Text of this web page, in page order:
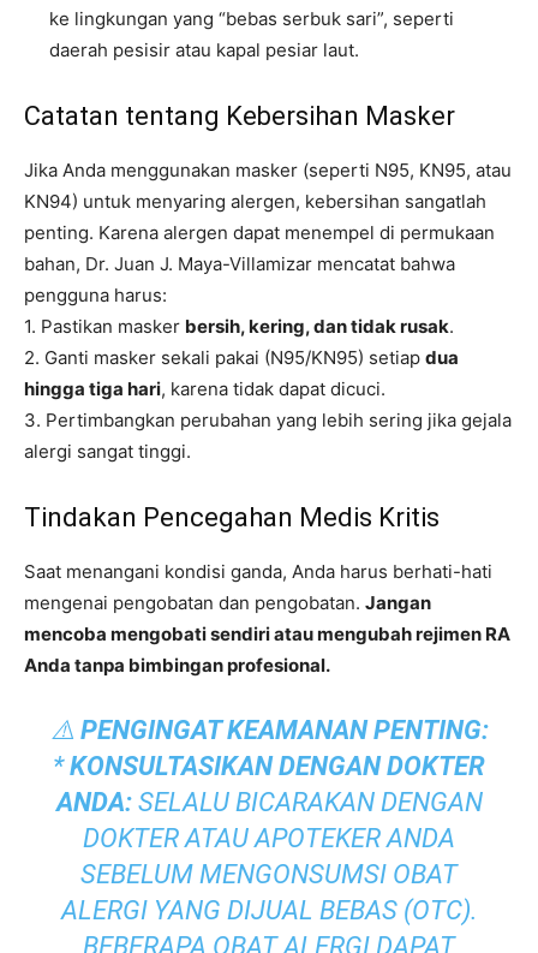
ke lingkungan yang “bebas serbuk sari”, seperti
daerah pesisir atau kapal pesiar laut.
Catatan tentang Kebersihan Masker
Jika Anda menggunakan masker (seperti N95, KN95, atau
KN94) untuk menyaring alergen, kebersihan sangatlah
penting. Karena alergen dapat menempel di permukaan
bahan, Dr. Juan J. Maya-Villamizar mencatat bahwa
pengguna harus:
1. Pastikan masker bersih, kering, dan tidak rusak.
2. Ganti masker sekali pakai (N95/KN95) setiap dua
hingga tiga hari, karena tidak dapat dicuci.
3. Pertimbangkan perubahan yang lebih sering jika gejala
alergi sangat tinggi.
Tindakan Pencegahan Medis Kritis
Saat menangani kondisi ganda, Anda harus berhati-hati
mengenai pengobatan dan pengobatan. Jangan
mencoba mengobati sendiri atau mengubah rejimen RA
Anda tanpa bimbingan profesional.
⚠️ PENGINGAT KEAMANAN PENTING:
*KONSULTASIKAN DENGAN DOKTER
ANDA:SELALU BICARAKAN DENGAN
DOKTER ATAU APOTEKER ANDA
SEBELUM MENGONSUMSI OBAT
ALERGI YANG DIJUAL BEBAS (OTC).
BEBERAPA OBAT ALERGI DAPAT